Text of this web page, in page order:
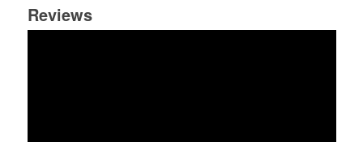
Reviews